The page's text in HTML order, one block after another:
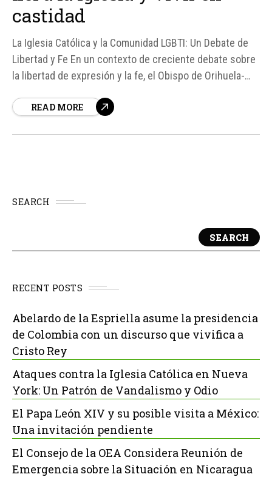
castidad
La Iglesia Católica y la Comunidad LGBTI: Un Debate de
Libertad y Fe En un contexto de creciente debate sobre
la libertad de expresión y la fe, el Obispo de Orihuela-
que considera una "persecución" contra los católicos
READ MORE
SEARCH
SEARCH
RECENT POSTS
Abelardo de la Espriella asume la presidencia
de Colombia con un discurso que vivifica a
Cristo Rey
Ataques contra la Iglesia Católica en Nueva
York: Un Patrón de Vandalismo y Odio
El Papa León XIV y su posible visita a México:
Una invitación pendiente
El Consejo de la OEA Considera Reunión de
Emergencia sobre la Situación en Nicaragua